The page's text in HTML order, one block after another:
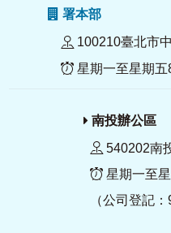
署本部
100210臺北市
星期一至星期五
南投辦公區
540202南
星期一至
（公司登記